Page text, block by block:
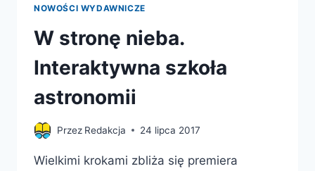
NOWOŚCI WYDAWNICZE
W stronę nieba.
Interaktywna szkoła
astronomii
Przez Redakcja 24 lipca 2017
Wielkimi krokami zbliża się premiera